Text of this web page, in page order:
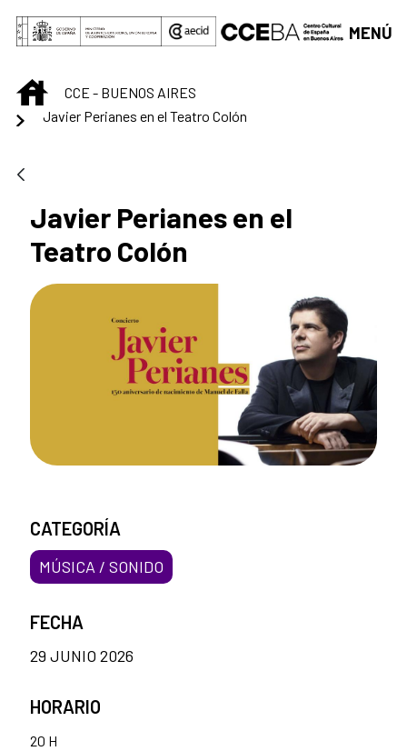
Saltar al contenido principal
MENÚ
INICIOCCE - BUENOS AIRES
Javier Perianes en el Teatro Colón
Javier Perianes en el
Teatro Colón
CATEGORÍA
MÚSICA / SONIDO
FECHA
29 JUNIO 2026
HORARIO
20 H